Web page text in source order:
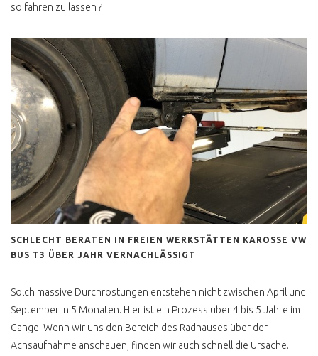
so fahren zu lassen ?
SCHLECHT BERATEN IN FREIEN WERKSTÄTTEN KAROSSE VW
BUS T3 ÜBER JAHR VERNACHLÄSSIGT
Solch massive Durchrostungen entstehen nicht zwischen April und
September in 5 Monaten. Hier ist ein Prozess über 4 bis 5 Jahre im
Gange. Wenn wir uns den Bereich des Radhauses über der
Achsaufnahme anschauen, finden wir auch schnell die Ursache.